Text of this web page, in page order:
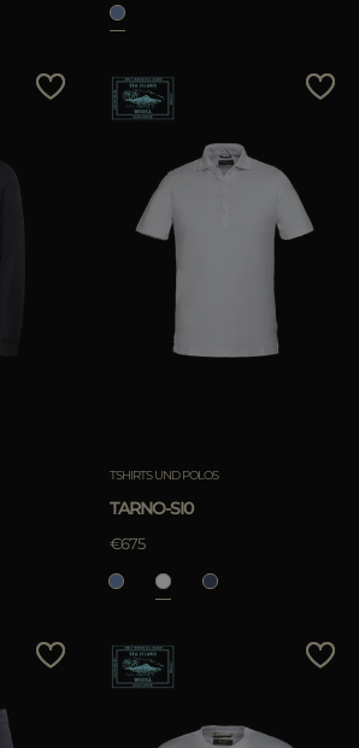
TSHIRTS UND POLOS
TARNO-SI0
€675